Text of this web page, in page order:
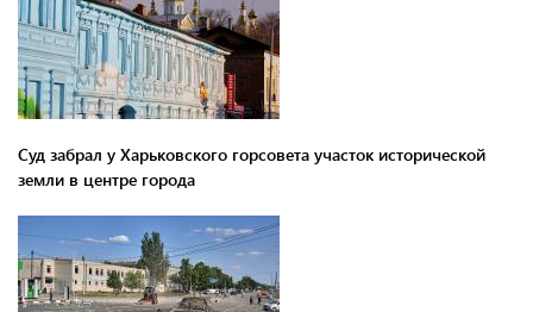
Суд забрал у Харьковского горсовета участок исторической
земли в центре города